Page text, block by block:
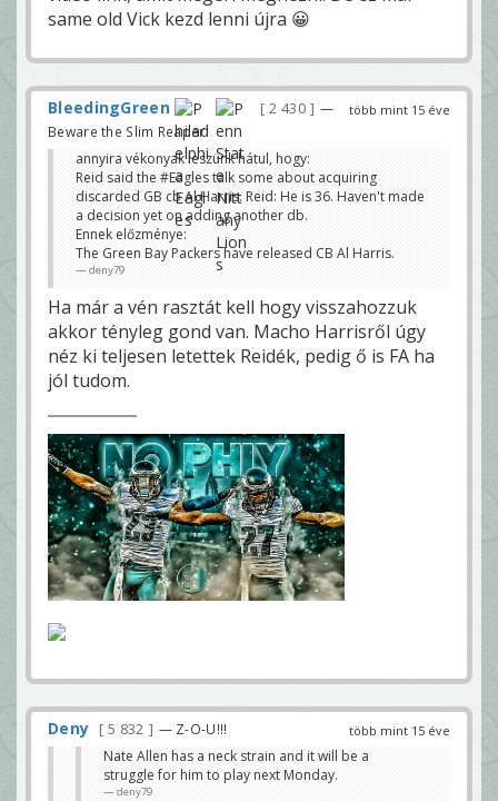
same old Vick kezd lenni újra 😀
több mint 15 éve
BleedingGreen 2 430
—
Beware the Slim Reaper!
annyira vékonyak leszünk hátul, hogy:
Reid said the #Eagles talk some about acquiring
discarded GB cb Al Harris. Reid: He is 36. Haven't made
a decision yet on adding another db.
Ennek előzménye:
The Green Bay Packers have released CB Al Harris.
deny79
Ha már a vén rasztát kell hogy visszahozzuk
akkor tényleg gond van. Macho Harrisről úgy
néz ki teljesen letettek Reidék, pedig ő is FA ha
jól tudom.
több mint 15 éve
Deny 5 832 — Z-O-U!!!
Nate Allen has a neck strain and it will be a
struggle for him to play next Monday.
deny79